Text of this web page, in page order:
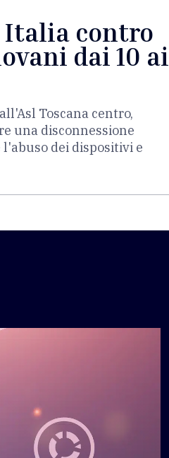
Italia contro
dai 10 ai
Toscana centro,
una disconnessione
dei dispositivi e